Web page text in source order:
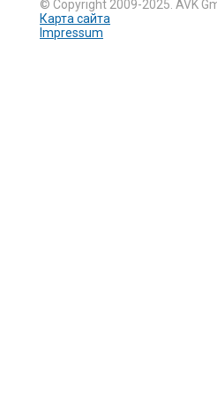
© Copyright 2009-2025. AVK
Карта сайта
Impressum